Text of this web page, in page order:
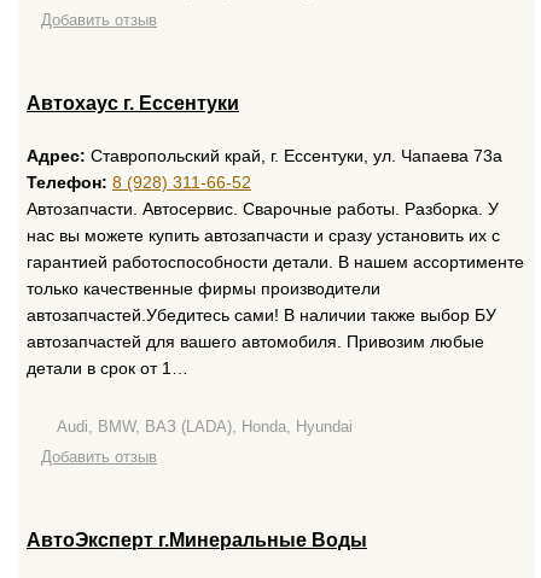
Добавить отзыв
Автохаус г. Ессентуки
Адрес: Ставропольский край, г. Ессентуки, ул. Чапаева 73а
Телефон: 8 (928) 311-66-52
Автозапчасти. Автосервис. Сварочные работы. Разборка. У
нас вы можете купить автозапчасти и сразу установить их с
гарантией работоспособности детали. В нашем ассортименте
только качественные фирмы производители
автозапчастей.Убедитесь сами! В наличии также выбор БУ
автозапчастей для вашего автомобиля. Привозим любые
детали в срок от 1…
Audi, BMW, ВАЗ (LADA), Honda, Hyundai
Добавить отзыв
АвтоЭксперт г.Минеральные Воды